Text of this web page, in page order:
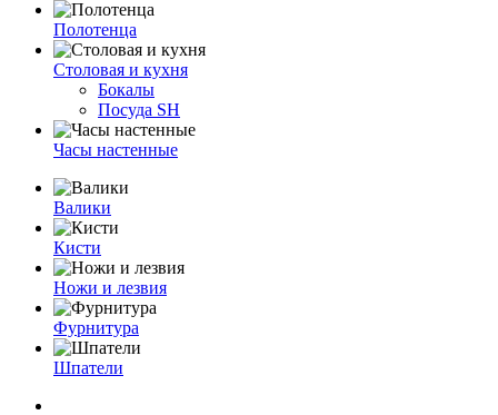
Полотенца
Столовая и кухня
Бокалы
Посуда SH
Часы настенные
Валики
Кисти
Ножи и лезвия
Фурнитура
Шпатели